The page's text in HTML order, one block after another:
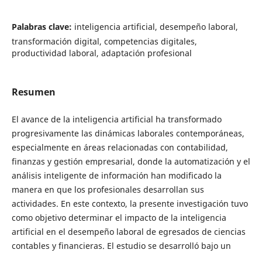
Palabras clave: inteligencia artificial, desempeño laboral,
transformación digital, competencias digitales,
productividad laboral, adaptación profesional
Resumen
El avance de la inteligencia artificial ha transformado
progresivamente las dinámicas laborales contemporáneas,
especialmente en áreas relacionadas con contabilidad,
finanzas y gestión empresarial, donde la automatización y el
análisis inteligente de información han modificado la
manera en que los profesionales desarrollan sus
actividades. En este contexto, la presente investigación tuvo
como objetivo determinar el impacto de la inteligencia
artificial en el desempeño laboral de egresados de ciencias
contables y financieras. El estudio se desarrolló bajo un